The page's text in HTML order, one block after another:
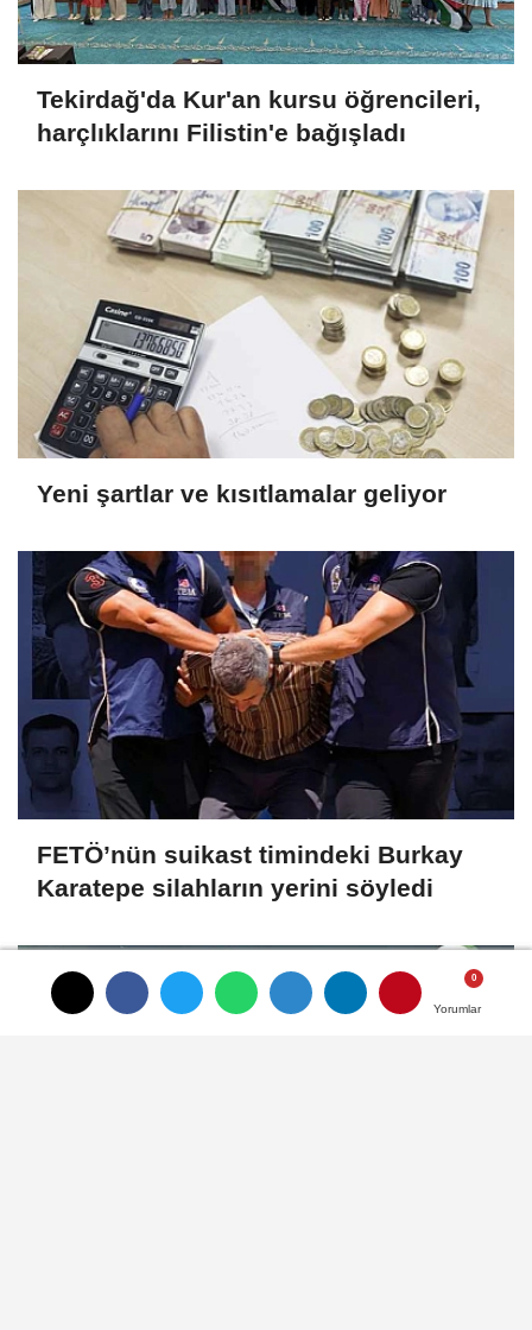
Yorumlar
Yorumlar
Yorumlar
Tekirdağ'da Kur'an kursu öğrencileri,
harçlıklarını Filistin'e bağışladı
Yeni şartlar ve kısıtlamalar geliyor
FETÖ’nün suikast timindeki Burkay
Karatepe silahların yerini söyledi